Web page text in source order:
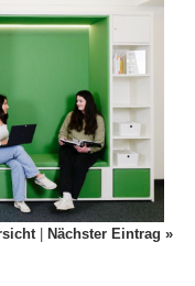
| Nächster Eintrag »